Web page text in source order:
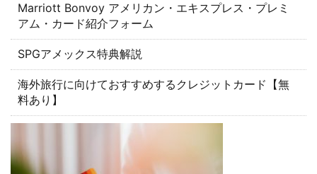
Marriott Bonvoy アメリカン・エキスプレス・プレミ
アム・カード紹介フォーム
SPGアメックス特典解説
海外旅行に向けておすすめするクレジットカード【無
料あり】